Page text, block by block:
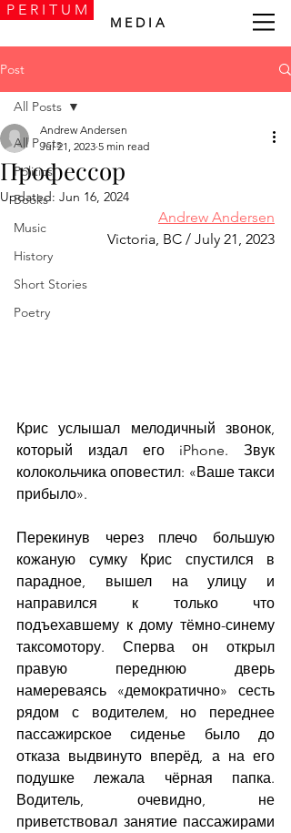
P E R I T U M
M E D I A
Post
All Posts
Politics
Books
Music
History
Short Stories
Poetry
All Posts
Профессор
Andrew Andersen
Jul 21, 2023 5 min read
Updated: Jun 16, 2024
Andrew Andersen
Victoria, BC / July 21, 2023
Крис услышал мелодичный звонок,
который издал его iPhone. Звук
колокольчика оповестил: «Ваше такси
прибыло».
Перекинув через плечо большую
кожаную сумку Крис спустился в
парадное, вышел на улицу и
направился к только что
подъехавшему к дому тёмно-синему
таксомотору. Сперва он открыл
правую переднюю дверь
намереваясь «демократично» сесть
рядом с водителем, но переднее
пассажирское сиденье было до
отказа выдвинуто вперёд, а на его
подушке лежала чёрная папка.
Водитель, очевидно, не
приветствовал занятие пассажирами